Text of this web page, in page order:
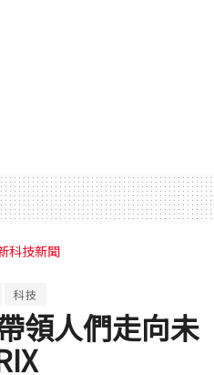
科技新聞
科技
領人們走向未